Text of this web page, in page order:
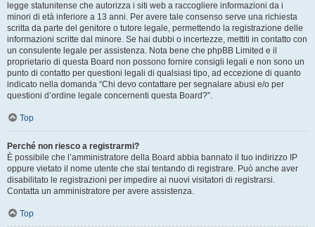
legge statunitense che autorizza i siti web a raccogliere informazioni da i
minori di età inferiore a 13 anni. Per avere tale consenso serve una richiesta
scritta da parte del genitore o tutore legale, permettendo la registrazione delle
informazioni scritte dal minore. Se hai dubbi o incertezze, mettiti in contatto con
un consulente legale per assistenza. Nota bene che phpBB Limited e il
proprietario di questa Board non possono fornire consigli legali e non sono un
punto di contatto per questioni legali di qualsiasi tipo, ad eccezione di quanto
indicato nella domanda “Chi devo contattare per segnalare abusi e/o per
questioni d’ordine legale concernenti questa Board?”.
Top
Perché non riesco a registrarmi?
È possibile che l’amministratore della Board abbia bannato il tuo indirizzo IP
oppure vietato il nome utente che stai tentando di registrare. Può anche aver
disabilitato le registrazioni per impedire ai nuovi visitatori di registrarsi.
Contatta un amministratore per avere assistenza.
Top